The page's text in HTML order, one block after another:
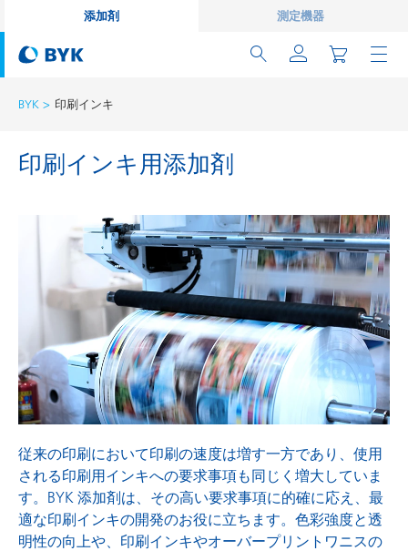
添加剤 測定機器
BYK 印刷インキ
印刷インキ用添加剤
従来の印刷において印刷の速度は増す一方であり、使用
される印刷用インキへの要求事項も同じく増大していま
す。BYK 添加剤は、その高い要求事項に的確に応え、最
適な印刷インキの開発のお役に立ちます。色彩強度と透
明性の向上や、印刷インキやオーバープリントワニスの